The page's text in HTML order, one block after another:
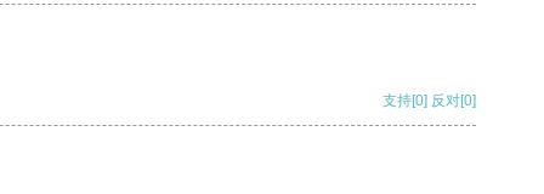
支持[0] 反对[0]